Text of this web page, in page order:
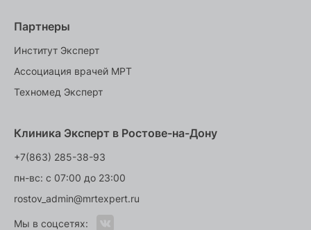
Партнеры
Институт Эксперт
Ассоциация врачей МРТ
Техномед Эксперт
Клиника Эксперт в Ростове-на-Дону
+7(863) 285-38-93
пн-вс: с 07:00 до 23:00
rostov_admin@mrtexpert.ru
Мы в соцсетях: